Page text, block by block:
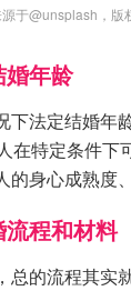
于@unsplash，版
年龄
下法定结婚年
在特定条件下
身心成熟度
程和材料
总的流程其实